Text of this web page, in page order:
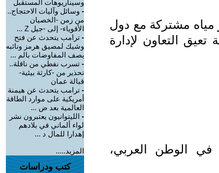
مياه مشتركة مع دول
التعاون لإدارة
في الوطن العربي،
وسيناريوهات المستقبل
- وسائل وآليات الاحتجاج..
من زمن -الخصيان
الأقوياء- إلى -جيل Z ...
- ترامب يتحدث عن فتح
وشيك لمصيق هرمز ونائبه
يصف المفاوضات بالم ...
- تسرب نفطي من ناقلة..
تحذير من -كارثة بيئية-
قبالة عمان
- ترامب يتحدث عن هيمنة
أمريكية على موارد الطاقة
العالمية بعد ض ...
- الليتوانيون يعتبرون نشر
لواء ألماني في بلادهم
إهدارا للمال د ...
المزيد.....
كتب ودراسات